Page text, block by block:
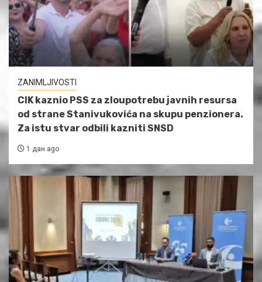
ZANIMLJIVOSTI
CIK kaznio PSS za zloupotrebu javnih resursa
od strane Stanivukovića na skupu penzionera.
Za istu stvar odbili kazniti SNSD
1 дан ago